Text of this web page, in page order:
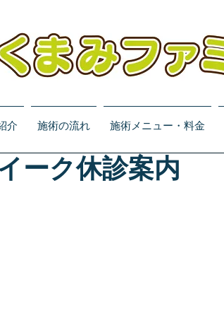
介 施術の流れ 施術メニュー・料金
ーク休診案内